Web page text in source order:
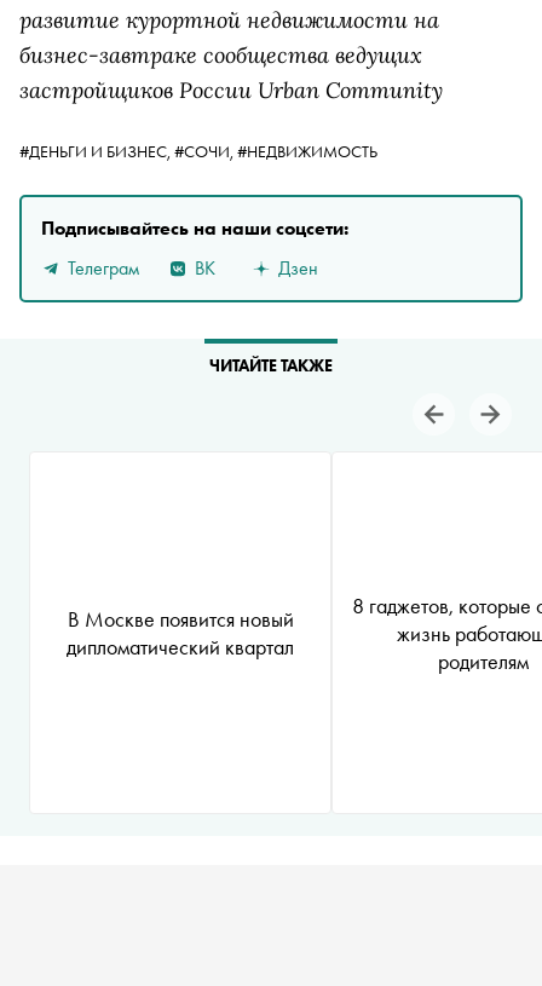
развитие курортной недвижимости на
бизнес-завтраке сообщества ведущих
застройщиков России Urban Community
#ДЕНЬГИ И БИЗНЕС, #СОЧИ, #НЕДВИЖИМОСТЬ
Подписывайтесь на наши соцсети:
Телеграм
ВК Дзен
ЧИТАЙТЕ ТАКЖЕ
В Москве появится новый
дипломатический квартал
8 гаджетов, которые
жизнь
родителям